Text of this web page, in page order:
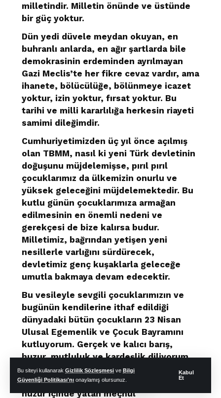
Bu siteyi kullanarak Gizlilik Sözleşmesi ve Bilgi
Güvenliği Politikası'nı onaylamış olursunuz.
Kabul
Et
milletindir. Milletin önünde ve üstünde
bir güç yoktur.
Dün yedi düvele meydan okuyan, en
buhranlı anlarda, en ağır şartlarda bile
demokrasinin erdeminden ayrılmayan
Gazi Meclis’te her fikre cevaz vardır, ama
ihanete, bölücülüğe, bölünmeye icazet
yoktur, izin yoktur, fırsat yoktur. Bu
tarihi ve milli kararlılığa herkesin riayeti
samimi dileğimdir.
Cumhuriyetimizden üç yıl önce açılmış
olan TBMM, nasıl ki yeni Türk devletinin
doğuşunu müjdelemişse, pırıl pırıl
çocuklarımız da ülkemizin onurlu ve
yüksek geleceğini müjdelemektedir. Bu
kutlu günün çocuklarımıza armağan
edilmesinin en önemli nedeni ve
gerekçesi de bize kalırsa budur.
Milletimiz, bağrından yetişen yeni
nesillerle varlığını sürdürecek,
devletimiz genç kuşaklarla geleceğe
umutla bakmaya devam edecektir.
Bu vesileyle sevgili çocuklarımızın ve
bugünün kendilerine ithaf edildiği
dünyadaki bütün çocukların 23 Nisan
Ulusal Egemenlik ve Çocuk Bayramını
kutluyorum. Gerçek ve kalıcı barış,
huzur, mutluluk ve kardeşlik diliyorum.
Yüzyıllarca hüküm sürdüğümüz
coğrafyalarda, varlığını feda ederek
huzur içinde yatan meçhul